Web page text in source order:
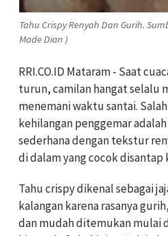
Tahu Crispy Renyah Dan Gurih.
Made Dian )
RRI.CO.ID Mataram - Saat
turun, camilan hangat selalu
menemani waktu santai.
kehilangan penggemar
sederhana dengan tekstur
di dalam yang cocok disantap
Tahu crispy dikenal sebagai
kalangan karena rasanya
dan mudah ditemukan mulai